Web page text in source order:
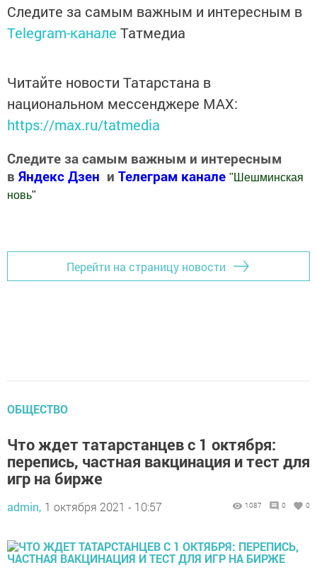
Следите за самым важным и интересным в
Telegram-канале Татмедиа
Читайте новости Татарстана в
национальном мессенджере MАХ:
https://max.ru/tatmedia
Следите за самым важным и интересным
в Яндекс Дзен и Телеграм канале " Шешминская
новь"
Перейти на страницу новости
ОБЩЕСТВО
Что ждет татарстанцев с 1 октября:
перепись, частная вакцинация и тест для
игр на бирже
admin, 1 октября 2021 - 10:57 1087 0 0